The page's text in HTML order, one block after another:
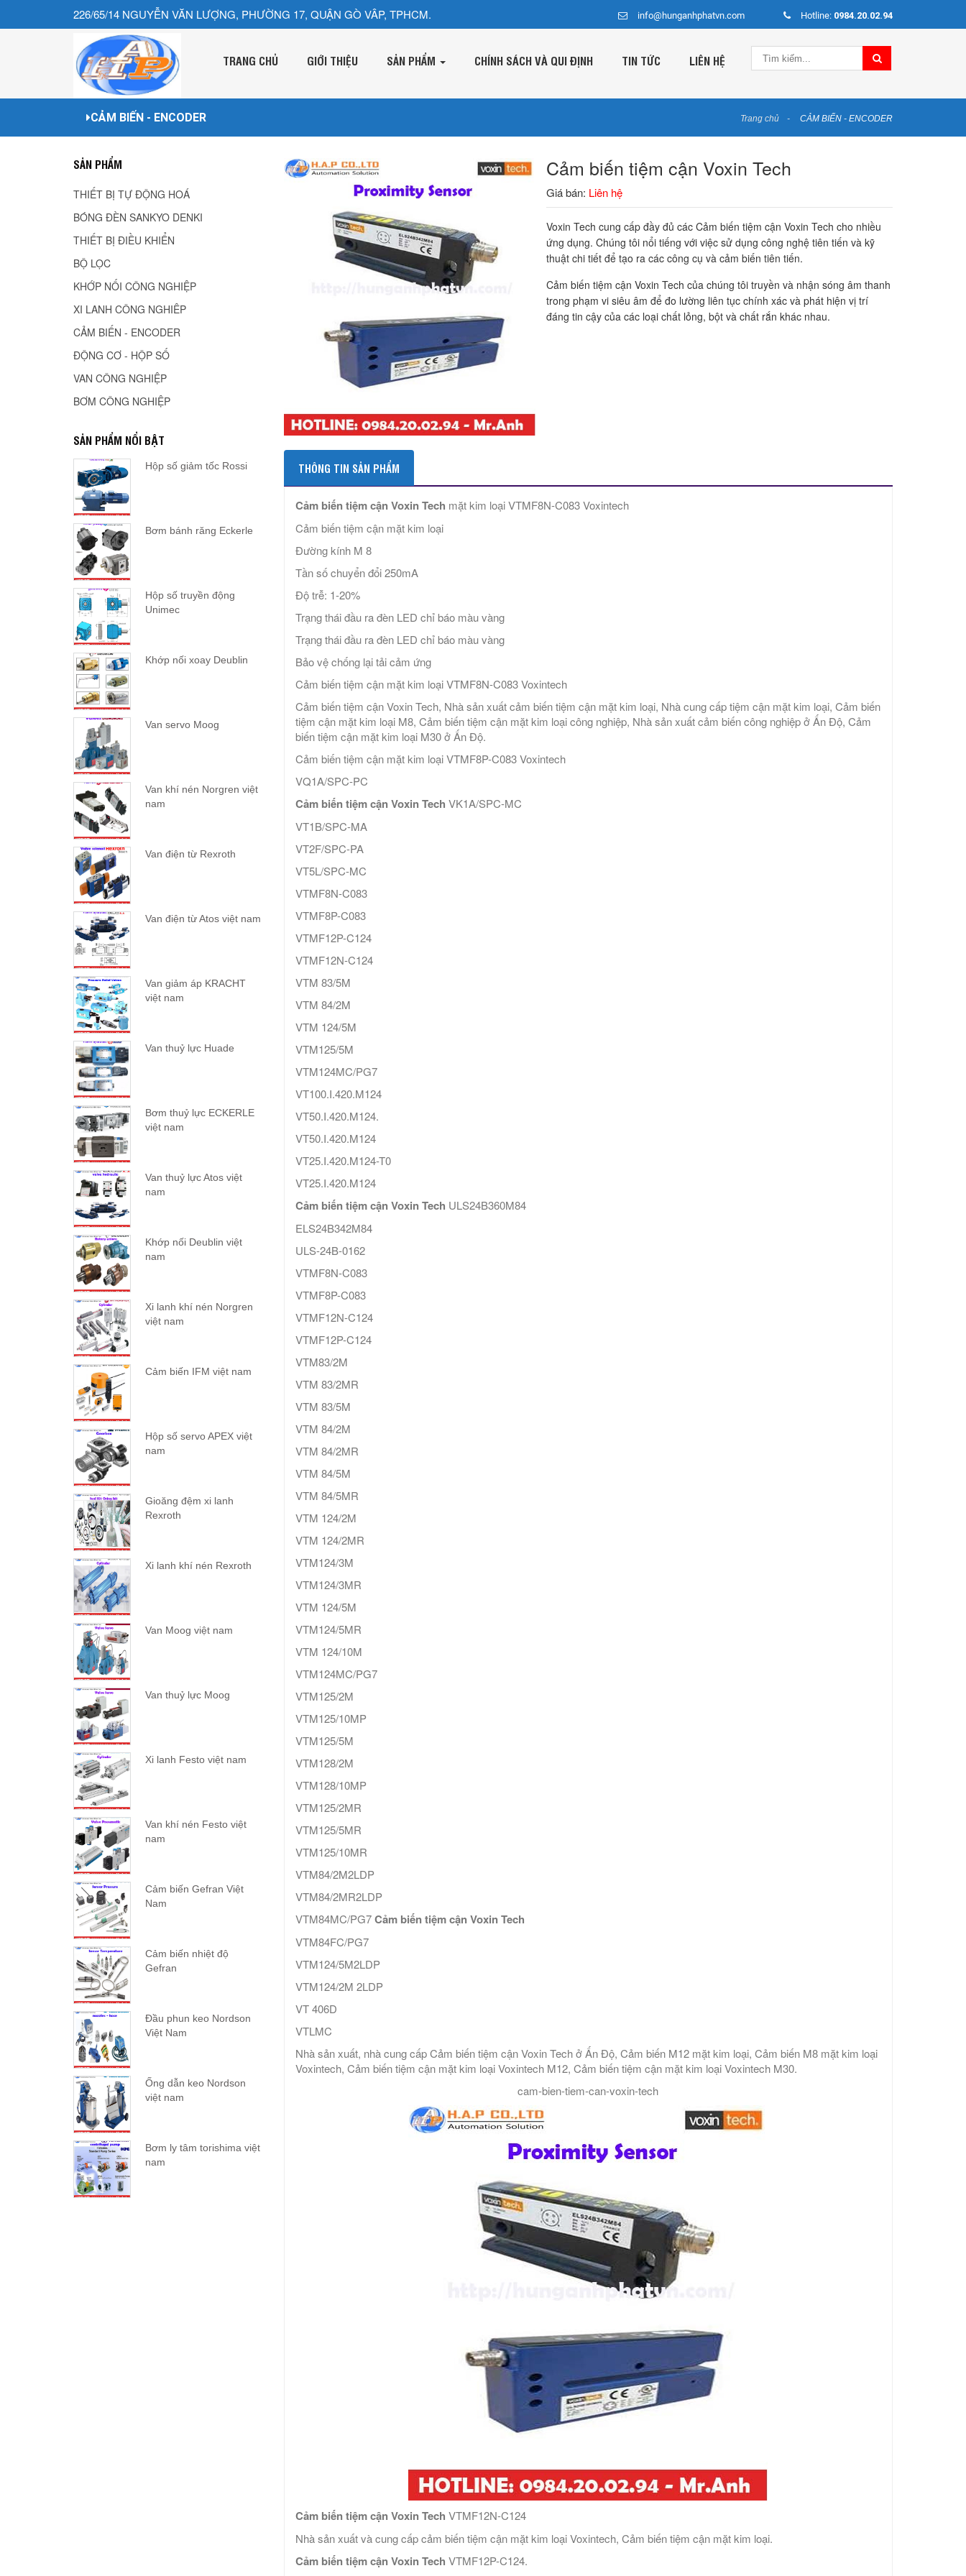
226/65/14 NGUYỄN VĂN LƯỢNG, PHƯỜNG 17, QUẬN GÒ VÂP, TPHCM. info@hunganhphatvn.com Hotline: 0984.20.02.94
TRANG CHỦ GIỚI THIỆU SẢN PHẨM CHÍNH SÁCH VÀ QUI ĐỊNH TIN TỨC LIÊN HỆ
CẢM BIẾN - ENCODER Trang chủ CẢM BIẾN - ENCODER
Cảm biến tiệm cận Voxin Tech
Giá bán: Liên hệ
Voxin Tech cung cấp đầy đủ các Cảm biến tiệm cận Voxin Tech cho nhiều
ứng dụng. Chúng tôi nổi tiếng với việc sử dụng công nghệ tiên tiến và kỹ
thuật chi tiết để tạo ra các công cụ và cảm biến tiên tiến.
Cảm biến tiệm cận Voxin Tech của chúng tôi truyền và nhận sóng âm thanh
trong phạm vi siêu âm để đo lường liên tục chính xác và phát hiện vị trí
đáng tin cậy của các loại chất lỏng, bột và chất rắn khác nhau.
THÔNG TIN SẢN PHẨM
Cảm biến tiệm cận Voxin Tech mặt kim loại VTMF8N-C083 Voxintech
Cảm biến tiệm cận mặt kim loại
Đường kính M 8
Tần số chuyển đổi 250mA
Độ trễ: 1-20%
Trạng thái đầu ra đèn LED chỉ báo màu vàng
Trạng thái đầu ra đèn LED chỉ báo màu vàng
Bảo vệ chống lại tải cảm ứng
Cảm biến tiệm cận mặt kim loại VTMF8N-C083 Voxintech
Cảm biến tiệm cận Voxin Tech, Nhà sản xuất cảm biến tiệm cận mặt kim loại, Nhà cung cấp tiệm cận mặt kim loại, Cảm biến
tiệm cận mặt kim loại M8, Cảm biến tiệm cận mặt kim loại công nghiệp, Nhà sản xuất cảm biến công nghiệp ở Ấn Độ, Cảm
biến tiệm cận mặt kim loại M30 ở Ấn Độ.
Cảm biến tiệm cận mặt kim loại VTMF8P-C083 Voxintech
VQ1A/SPC-PC
Cảm biến tiệm cận Voxin Tech VK1A/SPC-MC
VT1B/SPC-MA
VT2F/SPC-PA
VT5L/SPC-MC
VTMF8N-C083
VTMF8P-C083
VTMF12P-C124
VTMF12N-C124
VTM 83/5M
VTM 84/2M
VTM 124/5M
VTM125/5M
VTM124MC/PG7
VT100.I.420.M124
VT50.I.420.M124.
VT50.I.420.M124
VT25.I.420.M124-T0
VT25.I.420.M124
Cảm biến tiệm cận Voxin Tech ULS24B360M84
ELS24B342M84
ULS-24B-0162
VTMF8N-C083
VTMF8P-C083
VTMF12N-C124
VTMF12P-C124
VTM83/2M
VTM 83/2MR
VTM 83/5M
VTM 84/2M
VTM 84/2MR
VTM 84/5M
VTM 84/5MR
VTM 124/2M
VTM 124/2MR
VTM124/3M
VTM124/3MR
VTM 124/5M
VTM124/5MR
VTM 124/10M
VTM124MC/PG7
VTM125/2M
VTM125/10MP
VTM125/5M
VTM128/2M
VTM128/10MP
VTM125/2MR
VTM125/5MR
VTM125/10MR
VTM84/2M2LDP
VTM84/2MR2LDP
VTM84MC/PG7Cảm biến tiệm cận Voxin Tech
VTM84FC/PG7
VTM124/5M2LDP
VTM124/2M 2LDP
VT 406D
VTLMC
Nhà sản xuất, nhà cung cấp Cảm biến tiệm cận Voxin Tech ở Ấn Độ, Cảm biến M12 mặt kim loại, Cảm biến M8 mặt kim loại
Voxintech, Cảm biến tiệm cận mặt kim loại Voxintech M12, Cảm biến tiệm cận mặt kim loại Voxintech M30.
cam-bien-tiem-can-voxin-tech
Cảm biến tiệm cận Voxin Tech VTMF12N-C124
Nhà sản xuất và cung cấp cảm biến tiệm cận mặt kim loại Voxintech, Cảm biến tiệm cận mặt kim loại.
Cảm biến tiệm cận Voxin Tech VTMF12P-C124.
SẢN PHẨM
THIẾT BỊ TỰ ĐỘNG HOÁ
BÓNG ĐÈN SANKYO DENKI
THIẾT BỊ ĐIỀU KHIỂN
BỘ LỌC
KHỚP NỐI CÔNG NGHIỆP
XI LANH CÔNG NGHIÊP
CẢM BIẾN - ENCODER
ĐỘNG CƠ - HỘP SỐ
VAN CÔNG NGHIỆP
BƠM CÔNG NGHIỆP
SẢN PHẨM NỔI BẬT
Hộp số giảm tốc Rossi
Bơm bánh răng Eckerle
Hộp số truyền động
Unimec
Khớp nối xoay Deublin
Van servo Moog
Van khí nén Norgren việt
nam
Van điện từ Rexroth
Van điện từ Atos việt nam
Van giảm áp KRACHT
việt nam
Van thuỷ lực Huade
Bơm thuỷ lực ECKERLE
việt nam
Van thuỷ lực Atos việt
nam
Khớp nối Deublin việt
nam
Xi lanh khí nén Norgren
việt nam
Cảm biến IFM việt nam
Hộp số servo APEX việt
nam
Gioăng đệm xi lanh
Rexroth
Xi lanh khí nén Rexroth
Van Moog việt nam
Van thuỷ lực Moog
Xi lanh Festo việt nam
Van khí nén Festo việt
nam
Cảm biến Gefran Việt
Nam
Cảm biến nhiệt độ
Gefran
Đầu phun keo Nordson
Việt Nam
Ống dẫn keo Nordson
việt nam
Bơm ly tâm torishima việt
nam